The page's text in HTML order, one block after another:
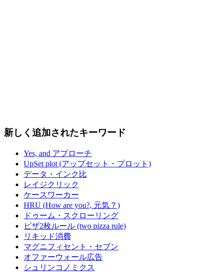
新しく追加されたキーワード
Yes, and アプローチ
UpSet plot (アップセット・プロット)
データ・インク比
レイジクリック
ケースワーカー
HRU (How are you?, 元気？)
ドゥーム・スクローリング
ピザ2枚ルール (two pizza rule)
リキッド消費
マグニフィセント・セブン
オファーウォール広告
シュリンコノミクス